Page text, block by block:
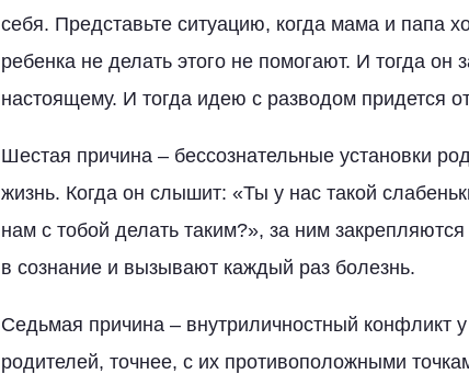
себя. Представьте ситуацию, когда мама и папа
ребенка не делать этого не помогают. И тогда он
настоящему. И тогда идею с разводом придется
Шестая причина – бессознательные установки
жизнь. Когда он слышит: «Ты у нас такой
нам с тобой делать таким?», за ним
в сознание и вызывают каждый раз болезнь.
Седьмая причина – внутриличностный конфликт
родителей, точнее, с их противоположными